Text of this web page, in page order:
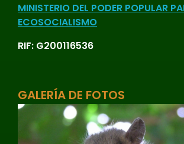
MINISTERIO DEL PODER POPULAR
ECOSOCIALISMO
RIF: G200116536
GALERÍA DE FOTOS